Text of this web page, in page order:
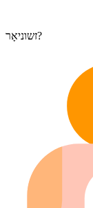
זשוניאָר?